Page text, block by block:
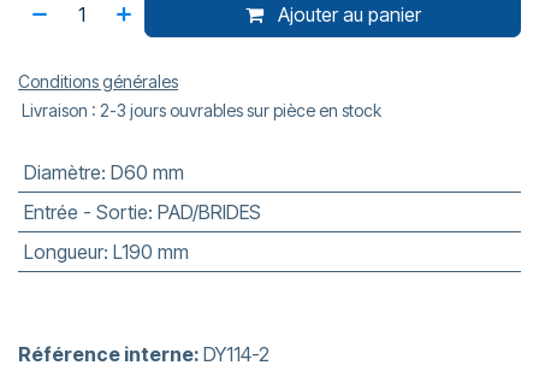
Ajouter au panier
Conditions générales
Livraison : 2-3 jours ouvrables sur pièce en stock
Diamètre: D60 mm
Entrée - Sortie: PAD/BRIDES
Longueur: L190 mm
Référence interne: DY114-2